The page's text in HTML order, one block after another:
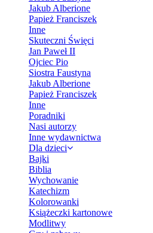
Jakub Alberione
Papież Franciszek
Inne
Skuteczni Święci
Jan Paweł II
Ojciec Pio
Siostra Faustyna
Jakub Alberione
Papież Franciszek
Inne
Poradniki
Nasi autorzy
Inne wydawnictwa
Dla dzieci
Bajki
Biblia
Wychowanie
Katechizm
Kolorowanki
Książeczki kartonowe
Modlitwy